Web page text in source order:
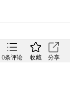
0条评论 收藏 分享